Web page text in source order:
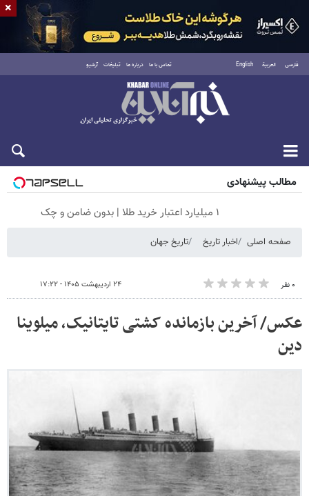
فارسی العربية English تماس با ما درباره ما تبلیغات آرشیو
شنبه ۱۷ مرداد ۱۴۰۵
مطالب پیشنهادی
۱ میلیارد اعتبار خرید طلا | بدون ضامن و چک
صفحه اصلی اخبار تاریخ تاریخ جهان
۰ نفر ۲۴ اردیبهشت ۱۴۰۵ - ۱۷:۲۲
عکس/ آخرین بازمانده کشتی تایتانیک، میلوینا
دین
×